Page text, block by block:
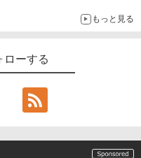
もっと見る
ローする